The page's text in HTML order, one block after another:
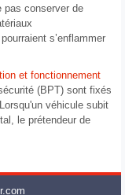
pas conserver de
s’enflammer
et fonctionnement
(BPT) sont fixés
véhicule subit
le prétendeur de